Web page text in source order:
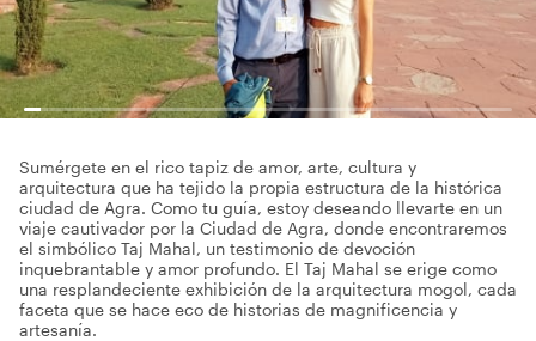
Sumérgete en el rico tapiz de amor, arte, cultura y
arquitectura que ha tejido la propia estructura de la histórica
ciudad de Agra. Como tu guía, estoy deseando llevarte en un
viaje cautivador por la Ciudad de Agra, donde encontraremos
el simbólico Taj Mahal, un testimonio de devoción
inquebrantable y amor profundo. El Taj Mahal se erige como
una resplandeciente exhibición de la arquitectura mogol, cada
faceta que se hace eco de historias de magnificencia y
artesanía.